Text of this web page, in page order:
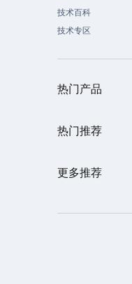
技术百科
技术专区
热门产品
热门推荐
更多推荐